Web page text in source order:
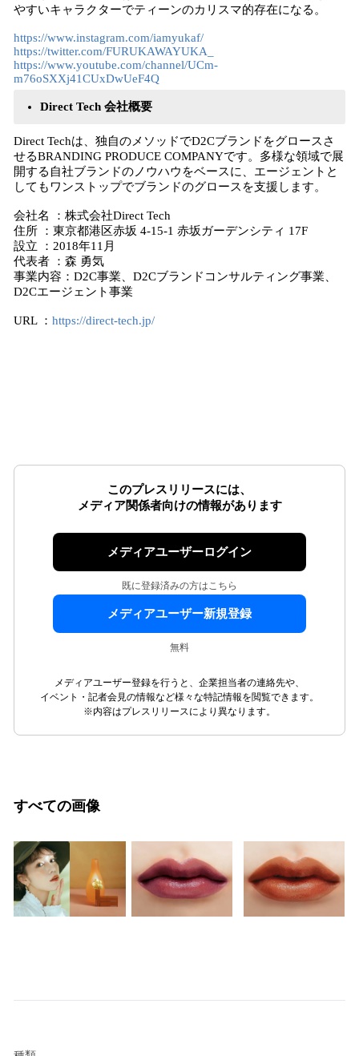
やすいキャラクターでティーンのカリスマ的存在になる。
https://www.instagram.com/iamyukaf/
https://twitter.com/FURUKAWAYUKA_
https://www.youtube.com/channel/UCm-
m76oSXXj41CUxDwUeF4Q
Direct Tech 会社概要
Direct Techは、独自のメソッドでD2Cブランドをグロースさ
せるBRANDING PRODUCE COMPANYです。多様な領域で展
開する自社ブランドのノウハウをベースに、エージェントと
してもワンストップでブランドのグロースを支援します。
会社名 ：株式会社Direct Tech
住所 ：東京都港区赤坂 4-15-1 赤坂ガーデンシティ 17F
設立 ：2018年11月
代表者 ：森 勇気
事業内容：D2C事業、D2Cブランドコンサルティング事業、
D2Cエージェント事業
URL ： https://direct-tech.jp/
このプレスリリースには、
メディア関係者向けの情報があります
メディアユーザーログイン
既に登録済みの方はこちら
メディアユーザー新規登録
無料
メディアユーザー登録を行うと、企業担当者の連絡先や、
イベント・記者会見の情報など様々な特記情報を閲覧できます。
※内容はプレスリリースにより異なります。
すべての画像